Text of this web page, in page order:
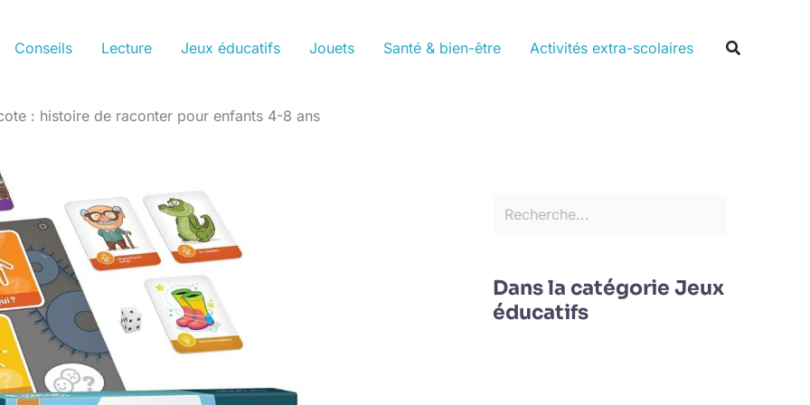
Conseils Lecture Jeux éducatifs Jouets Santé & bien-être Activités extra-scolaires
: histoire de raconter pour enfants 4-8 ans
Dans la catégorie Jeux
éducatifs